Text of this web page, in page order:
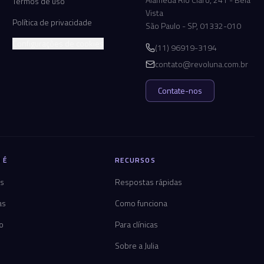
Política de privacidade
Vista
São Paulo - SP, 01332-010
(11) 96919-3194
contato@revoluna.com.br
Contate-nos
RECURSOS
Respostas rápidas
Como funciona
Para clínicas
Sobre a Julia